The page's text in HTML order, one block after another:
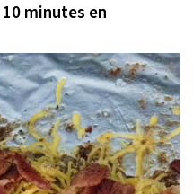
minutes en